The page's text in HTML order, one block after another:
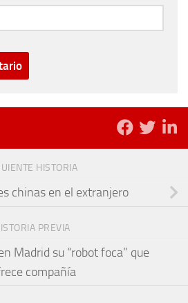
HISTORIA
chinas en el extranjero
PREVIA
Madrid su “robot foca” que
compañía